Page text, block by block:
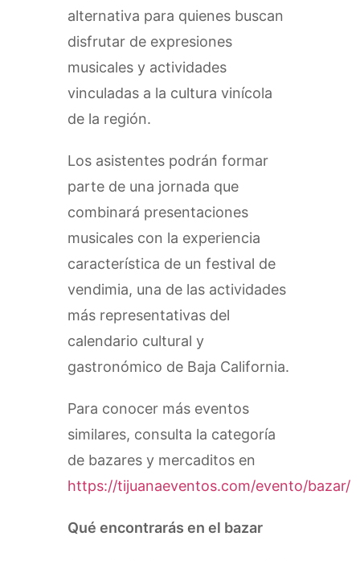
alternativa para quienes buscan
disfrutar de expresiones
musicales y actividades
vinculadas a la cultura vinícola
de la región.
Los asistentes podrán formar
parte de una jornada que
combinará presentaciones
musicales con la experiencia
característica de un festival de
vendimia, una de las actividades
más representativas del
calendario cultural y
gastronómico de Baja California.
Para conocer más eventos
similares, consulta la categoría
de bazares y mercaditos en
https://tijuanaeventos.com/evento/bazar/
Qué encontrarás en el bazar